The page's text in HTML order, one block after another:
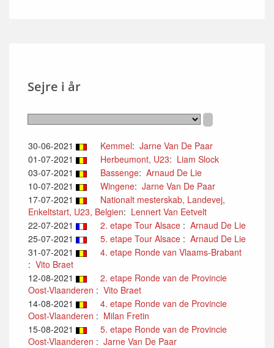
Sejre i år
30-06-2021 Kemmel: Jarne Van De Paar
01-07-2021
Herbeumont, U23: Liam Slock
03-07-2021
Bassenge: Arnaud De Lie
10-07-2021
Wingene: Jarne Van De Paar
17-07-2021
Nationalt mesterskab, Landevej,
Enkeltstart, U23, Belgien: Lennert Van Eetvelt
22-07-2021
2. etape Tour Alsace : Arnaud De Lie
25-07-2021
5. etape Tour Alsace : Arnaud De Lie
31-07-2021
4. etape Ronde van Vlaams-Brabant
: Vito Braet
12-08-2021
2. etape Ronde van de Provincie
Oost-Vlaanderen : Vito Braet
14-08-2021
4. etape Ronde van de Provincie
Oost-Vlaanderen : Milan Fretin
15-08-2021
5. etape Ronde van de Provincie
Oost-Vlaanderen : Jarne Van De Paar